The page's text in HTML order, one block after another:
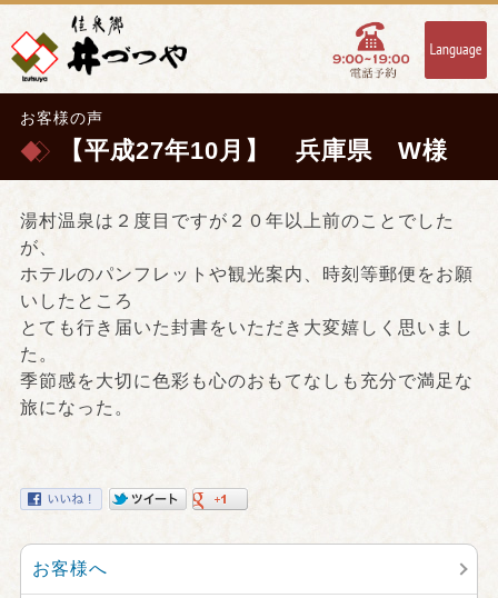
お客様の声
【平成27年10月】 兵庫県 W様
湯村温泉は２度目ですが２０年以上前のことでした
が、
ホテルのパンフレットや観光案内、時刻等郵便をお願
いしたところ
とても行き届いた封書をいただき大変嬉しく思いまし
た。
季節感を大切に色彩も心のおもてなしも充分で満足な
旅になった。
お客様へ